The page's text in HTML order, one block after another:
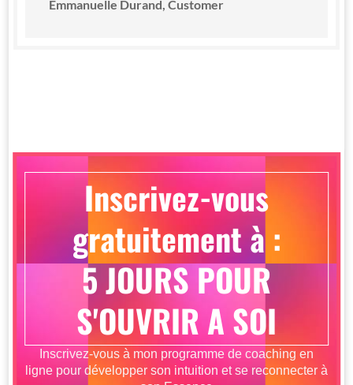
Emmanuelle Durand, Customer